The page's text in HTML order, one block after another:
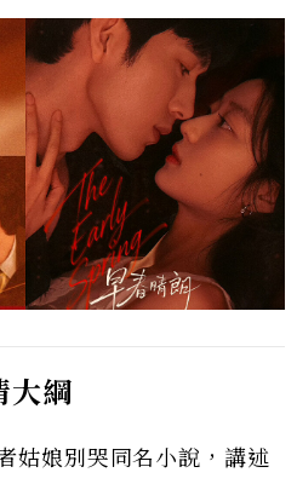
大綱
姑娘別哭同名小說，講述